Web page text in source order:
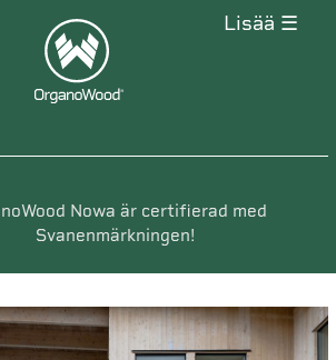
lisää ☰
Nowa är certifierad med
Svanenmärkningen!